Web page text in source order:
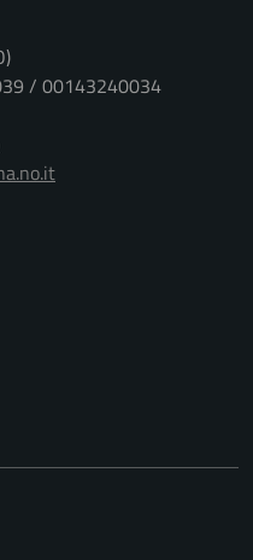
/ 00143240034